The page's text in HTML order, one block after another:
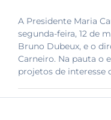
A Presidente Maria
segunda-feira, 12 de
Bruno Dubeux, e o
Carneiro. Na pauta o
projetos de interesse